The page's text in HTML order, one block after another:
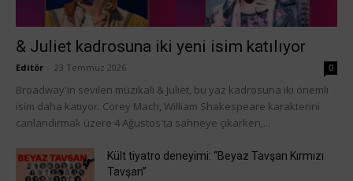
& Juliet kadrosuna iki yeni isim katılıyor
Editör 23 Temmuz 2026 0
Broadway'in sevilen müzikali & Juliet, bu yaz kadrosuna iki önemli
isim daha katıyor. Corey Mach, William Shakespeare karakterini
canlandırmak üzere 4 Ağustos'ta sahneye çıkarken,...
Kült tiyatro deneyimi: “Beyaz Tavşan Kırmızı
Tavşan”